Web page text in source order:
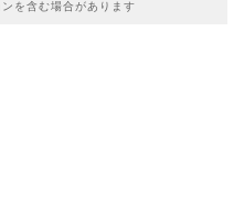
を含む場合があります